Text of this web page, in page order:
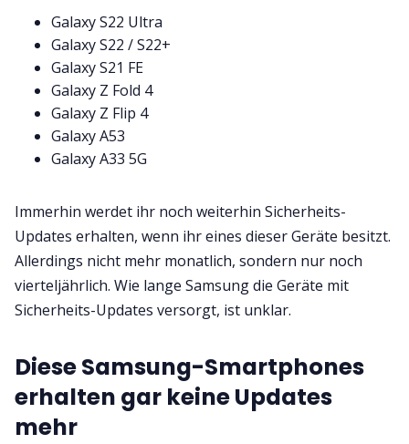
Galaxy S22 Ultra
Galaxy S22 / S22+
Galaxy S21 FE
Galaxy Z Fold 4
Galaxy Z Flip 4
Galaxy A53
Galaxy A33 5G
Immerhin werdet ihr noch weiterhin Sicherheits-
Updates erhalten, wenn ihr eines dieser Geräte besitzt.
Allerdings nicht mehr monatlich, sondern nur noch
vierteljährlich. Wie lange Samsung die Geräte mit
Sicherheits-Updates versorgt, ist unklar.
Diese Samsung-Smartphones
erhalten gar keine Updates
mehr